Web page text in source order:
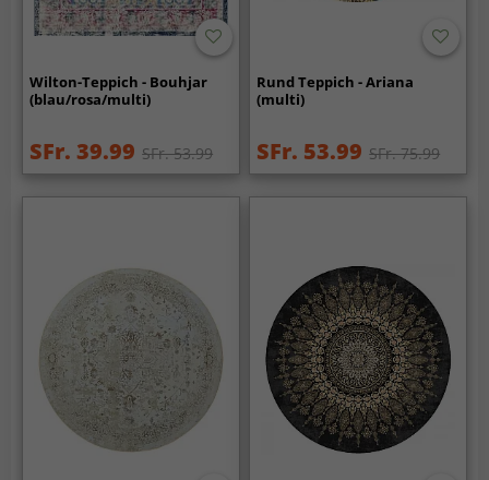
Wilton-Teppich - Bouhjar
(blau/rosa/multi)
SFr. 39.99 SFr. 53.99
Rund Teppich - Ariana
(multi)
SFr. 53.99 SFr. 75.99